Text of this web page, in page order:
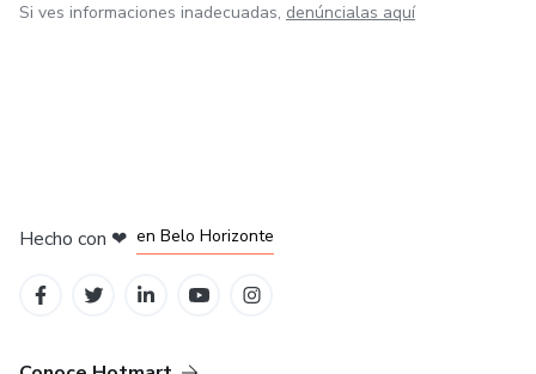
Si ves informaciones inadecuadas, denúncialas aquí
Hecho con ❤ en Belo Horizonte